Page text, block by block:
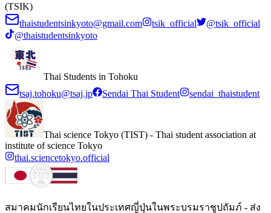
(TSIK)
thaistudentsinkyoto@gmail.com
tsik_official
@tsik_official
@thaistudentsinkyoto
Thai Students in Tohoku
tsaj.tohoku@tsaj.jp
Sendai Thai Student sendai_thaistudent
Thai science Tokyo (TIST) - Thai student association at
institute of science Tokyo
thai.sciencetokyo.official
สมาคมนักเรียนไทยในประเทศญี่ปุ่นในพระบรมราชูปถัมภ์ - ส่ง